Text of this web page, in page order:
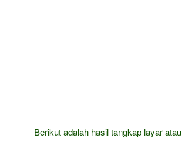
Berikut adalah hasil tangkap layar atau